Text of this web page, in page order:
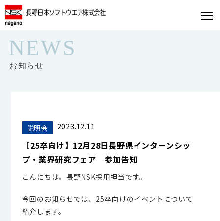
NEWS
お知らせ
説明会 2023.12.11
【25卒向け】12月28日長野県インターンシッ
プ・業界研究フェア 参加告知
こんにちは。長野NSK採用担当です。
今回のお知らせでは、25卒向けのイベントについて
紹介します。